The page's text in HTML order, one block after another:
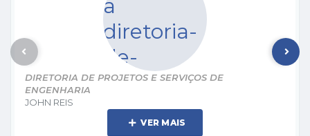
DIRETORIA DE PROJETOS E SERVIÇOS DE
ENGENHARIA
JOHN REIS
VER MAIS